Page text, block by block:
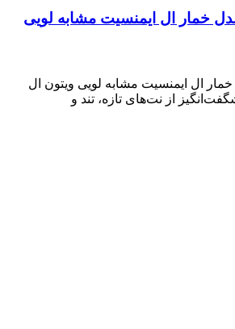
مدل خمار ال ایمنسیت مشابه لویی
خمار ال ایمنسیت مشابه لویی ویتون ال
از نت‌های تازه، تند و